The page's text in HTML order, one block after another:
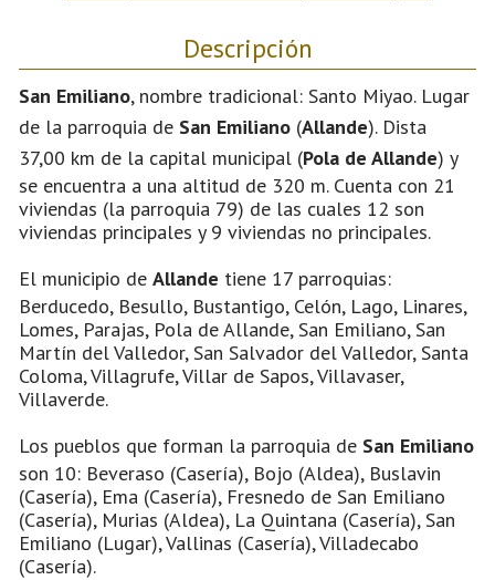
Descripción
San Emiliano, nombre tradicional: Santo Miyao. Lugar
de la parroquia de San Emiliano (Allande). Dista
37,00 km de la capital municipal (Pola de Allande) y
se encuentra a una altitud de 320 m. Cuenta con 21
viviendas (la parroquia 79) de las cuales 12 son
viviendas principales y 9 viviendas no principales.
El municipio de Allande tiene 17 parroquias:
Berducedo, Besullo, Bustantigo, Celón, Lago, Linares,
Lomes, Parajas, Pola de Allande, San Emiliano, San
Martín del Valledor, San Salvador del Valledor, Santa
Coloma, Villagrufe, Villar de Sapos, Villavaser,
Villaverde.
Los pueblos que forman la parroquia de San Emiliano
son 10: Beveraso (Casería), Bojo (Aldea), Buslavin
(Casería), Ema (Casería), Fresnedo de San Emiliano
(Casería), Murias (Aldea), La Quintana (Casería), San
Emiliano (Lugar), Vallinas (Casería), Villadecabo
(Casería).